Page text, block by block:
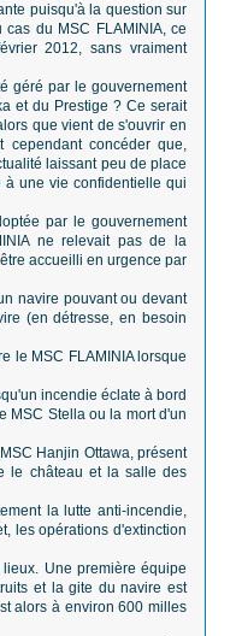
puisqu'à la question sur
du MSC FLAMINIA, ce
2012, sans vraiment
géré par le gouvernement
et du Prestige ? Ce serait
que vient de s'ouvrir en
cependant concéder que,
laissant peu de place
à une vie confidentielle qui
par le gouvernement
ne relevait pas de la
accueilli en urgence par
navire pouvant ou devant
(en détresse, en besoin
le MSC FLAMINIA lorsque
incendie éclate à bord
MSC Stella ou la mort d'un
Hanjin Ottawa, présent
le château et la salle des
la lutte anti-incendie,
les opérations d'extinction
Une première équipe
et la gite du navire est
alors à environ 600 milles